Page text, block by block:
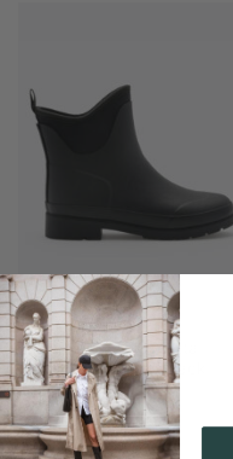
Roberto Rosso Casetta
Rubberboot Low – black